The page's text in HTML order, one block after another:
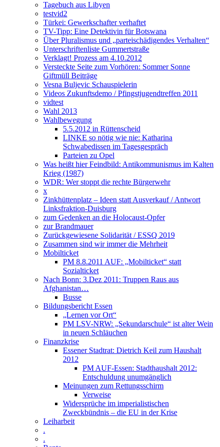
Tagebuch aus Libyen
testvid2
Türkei: Gewerkschafter verhaftet
TV-Tipp: Eine Detektivin für Botswana
Über Pluralismus und „parteischädigendes Verhalten“
Unterschriftenliste Gummertstraße
Verklagt! Prozess am 4.10.2012
Versteckte Seite zum Vorhören: Sommer Sonne
Giftmüll Beiträge
Vesna Buljevic Schauspielerin
Videos Zukunftsdemo / Pfingstjugendtreffen 2011
vidtest
Wahl 2013
Wahlbewegung
5.5.2012 in Rüttenscheid
LINKE so nötig wie nie: Katharina
Schwabedissen im Tagesgespräch
Parteien zu Opel
Was heißt hier Feindbild: Antikommunismus im Kalten
Krieg (1987)
WDR: Wer stoppt die rechte Bürgerwehr
x
Zinkhüttenplatz – Ideen statt Ausverkauf / Antwort
Linksfraktion-Duisburg
zum Gedenken an die Holocaust-Opfer
zur Brandmauer
Zurückgewiesene Solidarität / ESSQ 2019
Zusammen sind wir immer die Mehrheit
Mobilticket
PM 8.8.2011 AUF: „Mobilticket“ statt
Sozialticket
Nach Bonn: 3.Dez 2011: Truppen Raus aus
Afghanistan…
Busse
Bildungsbericht Essen
„Lernen vor Ort“
PM LSV-NRW: „Sekundarschule“ ist alter Wein
in neuen Schläuchen
Finanzkrise
Essener Stadtrat: Dietrich Keil zum Haushalt
2012
PM AUF-Essen: Stadthaushalt 2012:
Entschuldung unumgänglich
Meinungen zum Rettungsschirm
Verweise
Widersprüche im imperialistischen
Zweckbündnis – die EU in der Krise
Leiharbeit
.
.